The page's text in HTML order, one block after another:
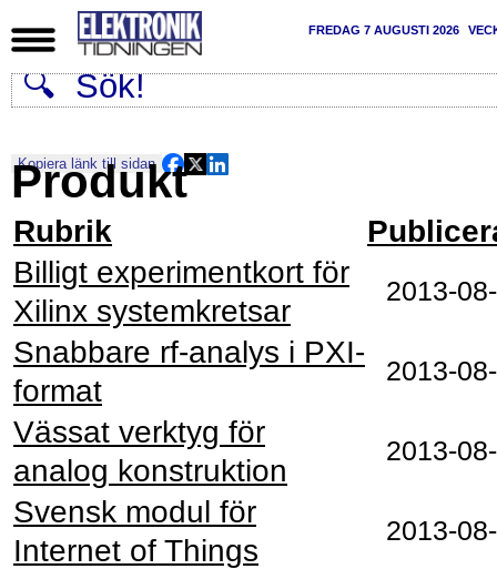
FREDAG 7 AUGUSTI 2026
Kopiera länk till sidan
Produkt
Rubrik
Billigt experimentkort för
Xilinx systemkretsar
2013-
Snabbare rf-analys i PXI-
format
2013-
Vässat verktyg för
analog konstruktion
2013-
Svensk modul för
Internet of Things
2013-